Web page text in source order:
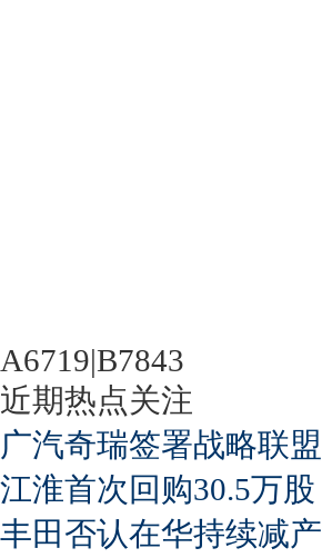
A6719|B7843
近期热点关注
广汽奇瑞签署战略联盟
江淮首次回购30.5万股
丰田否认在华持续减产